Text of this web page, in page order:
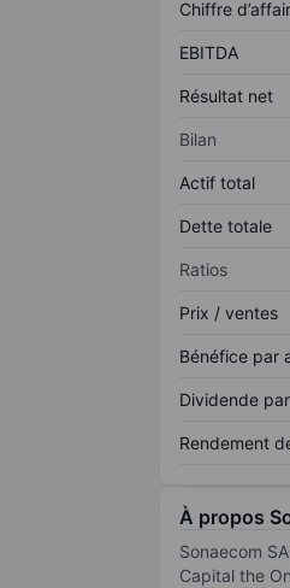
Chiffre
EBITDA
Résultat net
Bilan
Actif total
Dette totale
Ratios
Prix / ventes
Bénéfice par
Dividende
Rendement
À propos
Sonaecom
Capital the